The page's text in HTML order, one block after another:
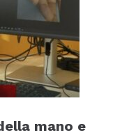
mano e